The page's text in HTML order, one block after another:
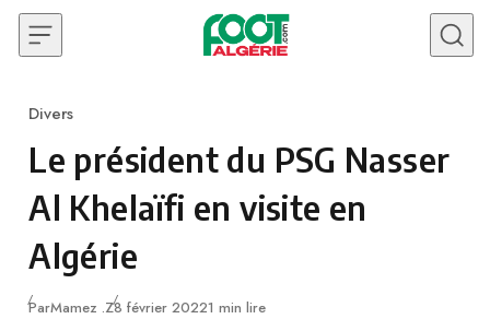
Skip to content
Category
Divers
Le président du PSG Nasser
Al Khelaïfi en visite en
Algérie
ParMamez .ZPublié
8 février 20221 min lire